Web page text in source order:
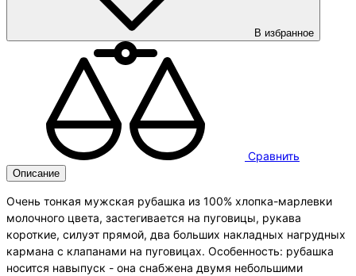
В избранное
Сравнить
Описание
Очень тонкая мужская рубашка из 100% хлопка-марлевки
молочного цвета, застегивается на пуговицы, рукава
короткие, силуэт прямой, два больших накладных нагрудных
кармана с клапанами на пуговицах. Особенность: рубашка
носится навыпуск - она снабжена двумя небольшими